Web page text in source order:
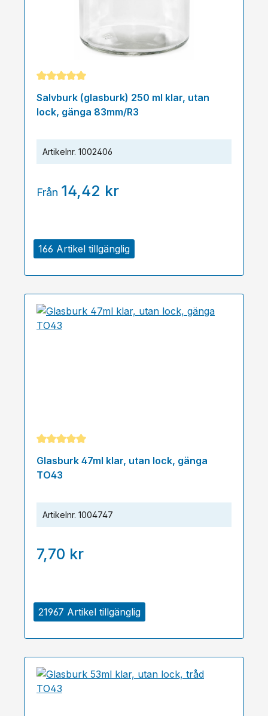
166 Artikel tillgänglig
Genomsnittligt betyg på 5 av 5 stjärnor
Salvburk (glasburk) 250 ml klar, utan
lock, gänga 83mm/R3
Artikelnr. 1002406
Från 14,42 kr
21967 Artikel tillgänglig
Genomsnittligt betyg på 5 av 5 stjärnor
Glasburk 47ml klar, utan lock, gänga
TO43
Artikelnr. 1004747
7,70 kr